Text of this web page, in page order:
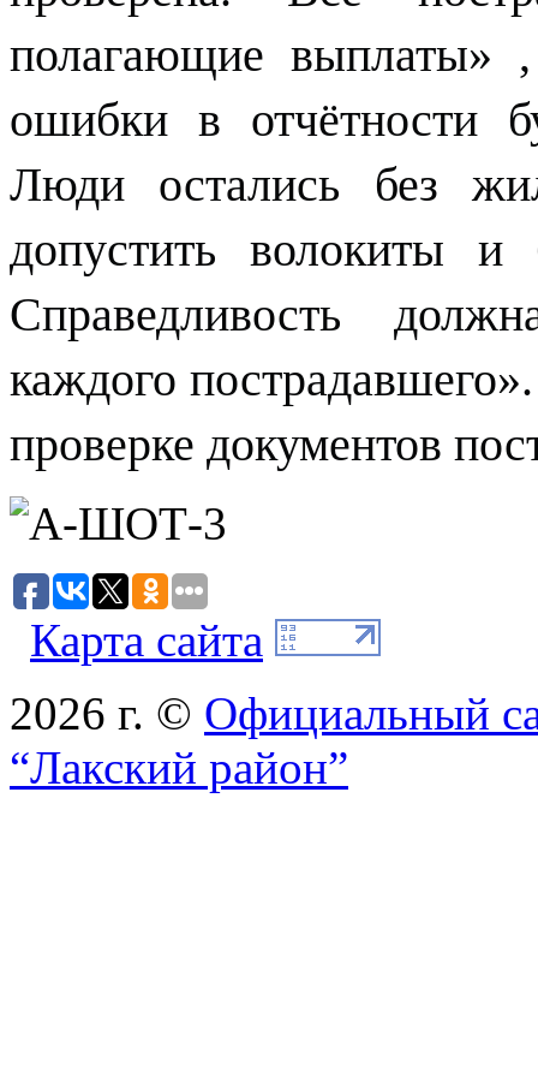
полагающие выплаты»
ошибки в отчётности
Люди остались без
допустить волокиты и
Справедливость
каждого
проверке документов
Карта сайта
2026 г. © Официальный
“Лакский район”